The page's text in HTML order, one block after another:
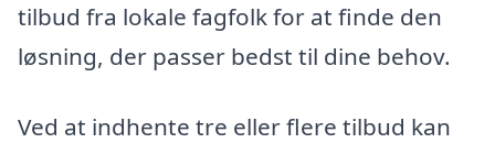
tilbud fra lokale fagfolk for at finde den
løsning, der passer bedst til dine behov.
Ved at indhente tre eller flere tilbud kan